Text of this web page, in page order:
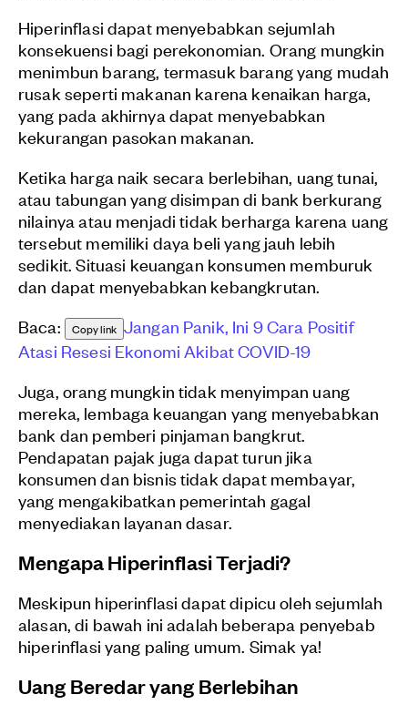
Hiperinflasi dapat menyebabkan sejumlah
konsekuensi bagi perekonomian. Orang mungkin
menimbun barang, termasuk barang yang mudah
rusak seperti makanan karena kenaikan harga,
yang pada akhirnya dapat menyebabkan
kekurangan pasokan makanan.
Ketika harga naik secara berlebihan, uang tunai,
atau tabungan yang disimpan di bank berkurang
nilainya atau menjadi tidak berharga karena uang
tersebut memiliki daya beli yang jauh lebih
sedikit. Situasi keuangan konsumen memburuk
dan dapat menyebabkan kebangkrutan.
Baca:
Copy link Jangan Panik, Ini 9 Cara Positif
Atasi Resesi Ekonomi Akibat COVID-19
Juga, orang mungkin tidak menyimpan uang
mereka, lembaga keuangan yang menyebabkan
bank dan pemberi pinjaman bangkrut.
Pendapatan pajak juga dapat turun jika
konsumen dan bisnis tidak dapat membayar,
yang mengakibatkan pemerintah gagal
menyediakan layanan dasar.
Mengapa Hiperinflasi Terjadi?
Meskipun hiperinflasi dapat dipicu oleh sejumlah
alasan, di bawah ini adalah beberapa penyebab
hiperinflasi yang paling umum. Simak ya!
Uang Beredar yang Berlebihan